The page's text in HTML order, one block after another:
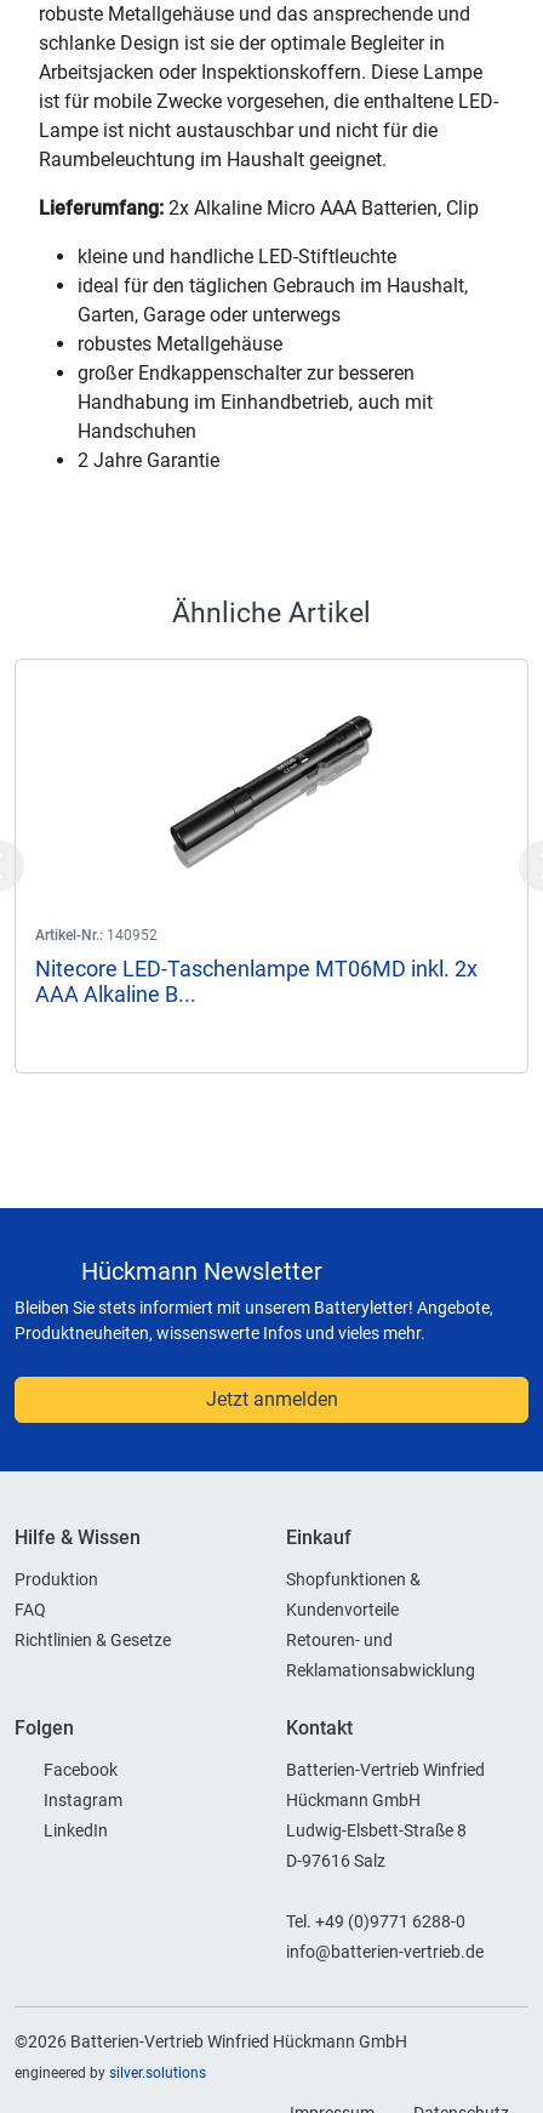
robuste Metallgehäuse und das ansprechende und
schlanke Design ist sie der optimale Begleiter in
Arbeitsjacken oder Inspektionskoffern. Diese Lampe
ist für mobile Zwecke vorgesehen, die enthaltene LED-
Lampe ist nicht austauschbar und nicht für die
Raumbeleuchtung im Haushalt geeignet.
Lieferumfang: 2x Alkaline Micro AAA Batterien, Clip
kleine und handliche LED-Stiftleuchte
ideal für den täglichen Gebrauch im Haushalt,
Garten, Garage oder unterwegs
robustes Metallgehäuse
großer Endkappenschalter zur besseren
Handhabung im Einhandbetrieb, auch mit
Handschuhen
2 Jahre Garantie
Ähnliche Artikel
Artikel-Nr.: 140952
Nitecore LED-Taschenlampe MT06MD inkl. 2x
AAA Alkaline B...
Hückmann Newsletter
Bleiben Sie stets informiert mit unserem Batteryletter! Angebote,
Produktneuheiten, wissenswerte Infos und vieles mehr.
Jetzt anmelden
Hilfe & Wissen
Produktion
FAQ
Richtlinien & Gesetze
Einkauf
Shopfunktionen &
Kundenvorteile
Retouren- und
Reklamationsabwicklung
Folgen
Facebook
Instagram
LinkedIn
Kontakt
Batterien-Vertrieb Winfried
Hückmann GmbH
Ludwig-Elsbett-Straße 8
D-97616 Salz
Tel. +49 (0)9771 6288-0
info@batterien-vertrieb.de
©2026 Batterien-Vertrieb Winfried Hückmann GmbH
engineered by silver.solutions